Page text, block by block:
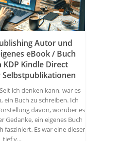
Autor und
eBook / Buch
Kindle Direct
ich denken kann, war es
ein Buch zu schreiben. Ich
davon, worüber es
Gedanke, ein eigenes Buch
fasziniert. Es war eine dieser
tief v...